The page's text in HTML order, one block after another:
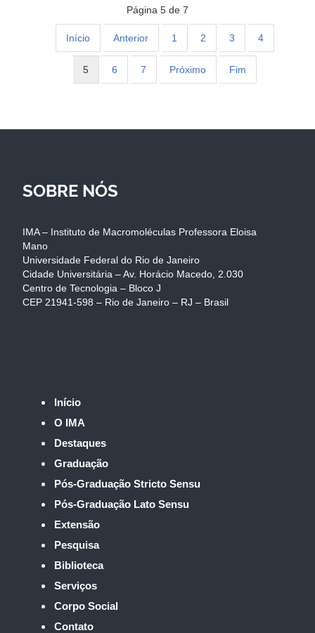
Página 5 de 7
Início Anterior 1 2 3 4
5 6 7 Próximo Fim
SOBRE NÓS
IMA – Instituto de Macromoléculas Professora Eloisa
Mano
Universidade Federal do Rio de Janeiro
Cidade Universitária – Av. Horácio Macedo, 2.030
Centro de Tecnologia – Bloco J
CEP 21941-598 – Rio de Janeiro – RJ – Brasil
Início
O IMA
Destaques
Graduação
Pós-Graduação Stricto Sensu
Pós-Graduação Lato Sensu
Extensão
Pesquisa
Biblioteca
Serviços
Corpo Social
Contato